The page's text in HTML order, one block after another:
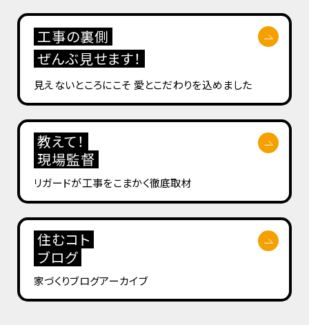
工事の裏側
ぜんぶ見せます！
見えないところにこそ 愛とこだわりを込めました
教えて！
現場監督
リガードが工事をこまかく徹底取材
住むコト
ブログ
家づくりブログアーカイブ